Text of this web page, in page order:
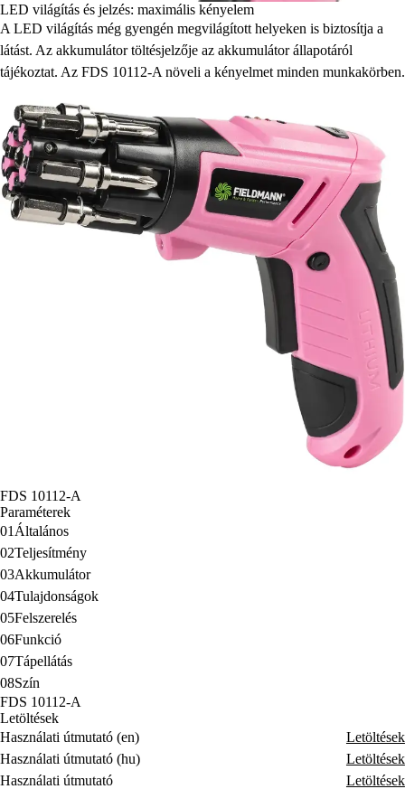
LED világítás és jelzés: maximális kényelem
A LED világítás még gyengén megvilágított helyeken is biztosítja a
látást. Az akkumulátor töltésjelzője az akkumulátor állapotáról
tájékoztat. Az FDS 10112-A növeli a kényelmet minden munkakörben.
FDS 10112-A
Paraméterek
01 Általános
02Teljesítmény
03Akkumulátor
04Tulajdonságok
05Felszerelés
06Funkció
07Tápellátás
08Szín
FDS 10112-A
Letöltések
Használati útmutató (en)
Letöltések
Használati útmutató (hu)
Letöltések
Használati útmutató
Letöltések